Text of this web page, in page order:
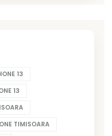
13
13
TIMISOARA